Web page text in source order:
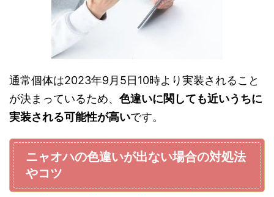
通常個体は2023年9月5日10時より実装されること
が決まっているため、 色違いに関しても近いうちに
実装される可能性が高いです。
ニャオハの色違いが出ない場合の対処法
やコツ